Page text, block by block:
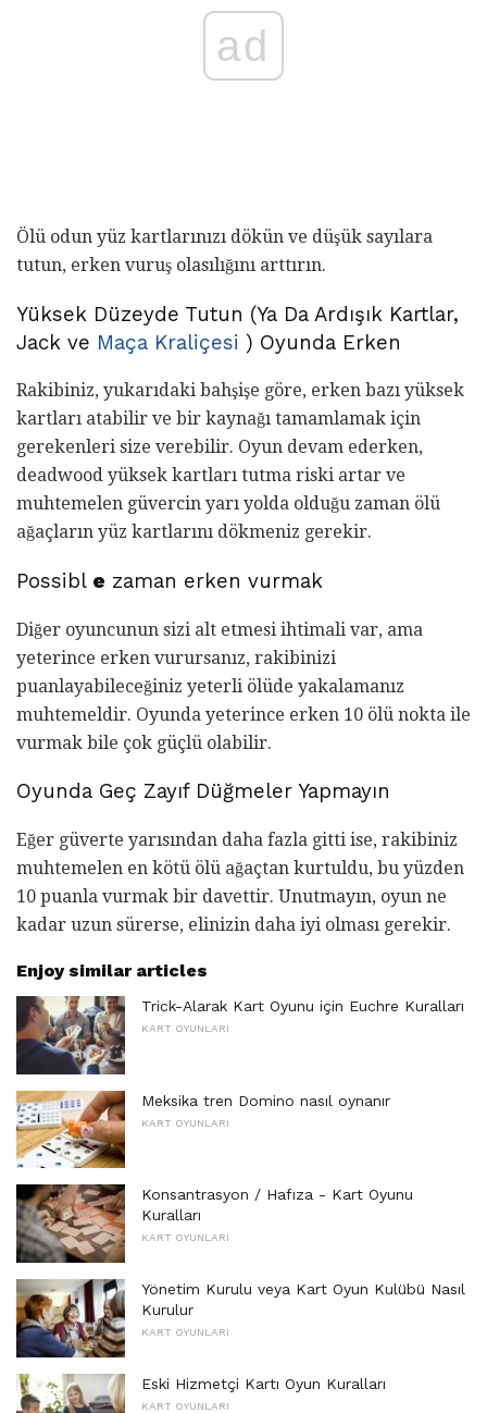
ad
Ölü odun yüz kartlarınızı dökün ve düşük sayılara
tutun, erken vuruş olasılığını arttırın.
Yüksek Düzeyde Tutun (Ya Da Ardışık Kartlar,
Jack ve Maça Kraliçesi ) Oyunda Erken
Rakibiniz, yukarıdaki bahşişe göre, erken bazı yüksek
kartları atabilir ve bir kaynağı tamamlamak için
gerekenleri size verebilir. Oyun devam ederken,
deadwood yüksek kartları tutma riski artar ve
muhtemelen güvercin yarı yolda olduğu zaman ölü
ağaçların yüz kartlarını dökmeniz gerekir.
Possibl e zaman erken vurmak
Diğer oyuncunun sizi alt etmesi ihtimali var, ama
yeterince erken vurursanız, rakibinizi
puanlayabileceğiniz yeterli ölüde yakalamanız
muhtemeldir. Oyunda yeterince erken 10 ölü nokta ile
vurmak bile çok güçlü olabilir.
Oyunda Geç Zayıf Düğmeler Yapmayın
Eğer güverte yarısından daha fazla gitti ise, rakibiniz
muhtemelen en kötü ölü ağaçtan kurtuldu, bu yüzden
10 puanla vurmak bir davettir. Unutmayın, oyun ne
kadar uzun sürerse, elinizin daha iyi olması gerekir.
Enjoy similar articles
Trick-Alarak Kart Oyunu için Euchre Kuralları
KART OYUNLARI
Meksika tren Domino nasıl oynanır
KART OYUNLARI
Konsantrasyon / Hafıza - Kart Oyunu
Kuralları
KART OYUNLARI
Yönetim Kurulu veya Kart Oyun Kulübü Nasıl
Kurulur
KART OYUNLARI
Eski Hizmetçi Kartı Oyun Kuralları
KART OYUNLARI